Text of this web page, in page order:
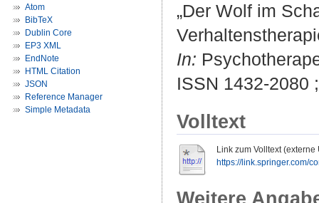
Atom
BibTeX
Dublin Core
EP3 XML
EndNote
HTML Citation
JSON
Reference Manager
Simple Metadata
„Der Wolf im
In:
ISSN 1432-2080
Volltext
Link zum Volltext (externe
https://link.springer.com/
Weitere